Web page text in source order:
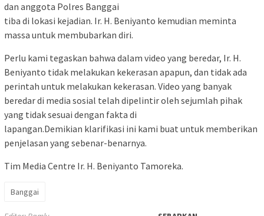
dan anggota Polres Banggai
tiba di lokasi kejadian. Ir. H. Beniyanto kemudian meminta
massa untuk membubarkan diri.
Perlu kami tegaskan bahwa dalam video yang beredar, Ir. H.
Beniyanto tidak melakukan kekerasan apapun, dan tidak ada
perintah untuk melakukan kekerasan. Video yang banyak
beredar di media sosial telah dipelintir oleh sejumlah pihak
yang tidak sesuai dengan fakta di
lapangan.Demikian klarifikasi ini kami buat untuk memberikan
penjelasan yang sebenar-benarnya.
Tim Media Centre Ir. H. Beniyanto Tamoreka.
Banggai